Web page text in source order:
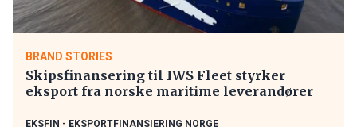
BRAND STORIES
Skipsfinansering til IWS Fleet styrker
eksport fra norske maritime leverandører
EKSFIN - EKSPORTFINANSIERING NORGE